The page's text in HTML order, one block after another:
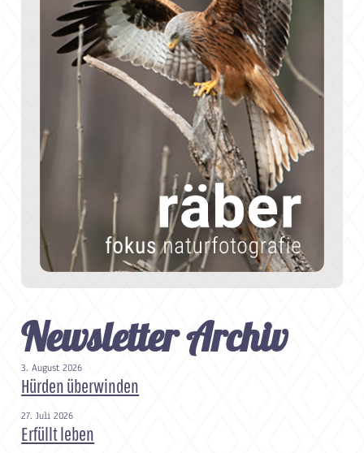
Newsletter Archiv
3. August 2026
Hürden überwinden
27. Juli 2026
Erfüllt leben